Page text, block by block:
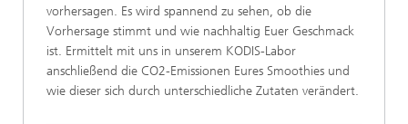
vorhersagen. Es wird spannend zu sehen, ob die
Vorhersage stimmt und wie nachhaltig Euer Geschmack
ist. Ermittelt mit uns in unserem KODIS-Labor
anschließend die CO2-Emissionen Eures Smoothies und
wie dieser sich durch unterschiedliche Zutaten verändert.